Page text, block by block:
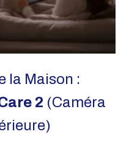
la Maison :
2 (Caméra